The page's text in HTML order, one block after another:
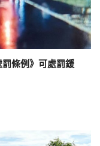
條例》可處罰鍰